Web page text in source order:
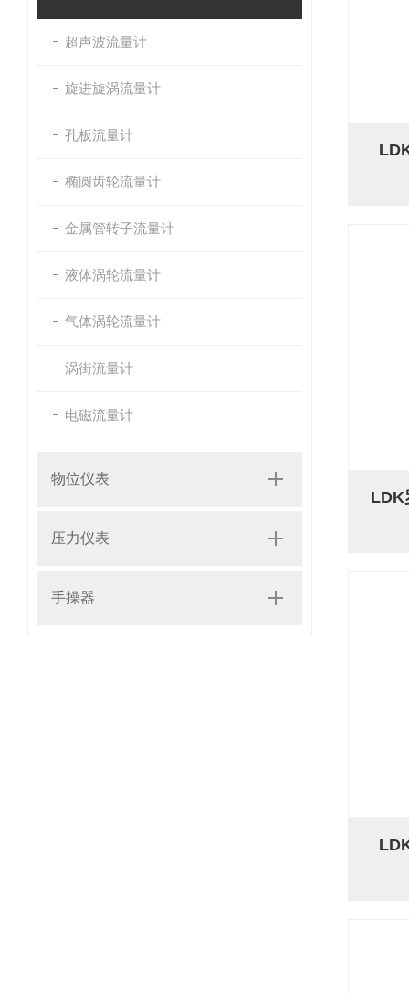
超声波流量计
旋进旋涡流量计
孔板流量计
椭圆齿轮流量计
金属管转子流量计
液体涡轮流量计
气体涡轮流量计
涡街流量计
电磁流量计
物位仪表
压力仪表
手操器
LDK